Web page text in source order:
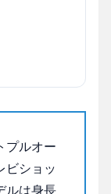
プルオー
ビショッ
ルは身長